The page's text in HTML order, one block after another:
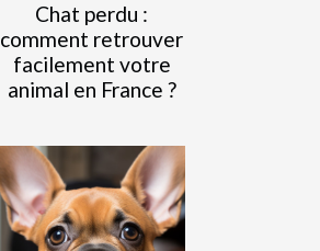
Chat perdu :
comment retrouver
facilement votre
animal en France ?